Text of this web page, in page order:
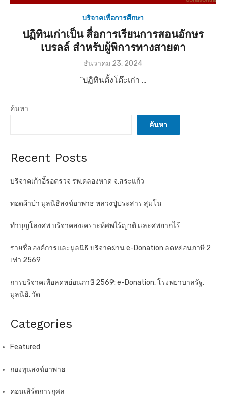
บริจาคเพื่อการศึกษา
ปฏิทินเก่าเป็น สื่อการเรียนการสอนอักษร
เบรลล์ สำหรับผู้พิการทางสายตา
P
s
ธันวาคม 23, 2024
“ปฏิทินตั้งโต๊ะเก่า …
ค้นหา
ค้นหา
Recent Posts
บริจาคเก้าอี้รอตรวจ รพ.คลองหาด จ.สระแก้ว
ทอดผ้าป่า มูลนิธิสงฆ์อาพาธ หลวงปู่ประสาร สุมโน
ทำบุญโลงศพ บริจาคสงเคราะห์ศพไร้ญาติ เเละศพยากไร้
รายชื่อ องค์การและมูลนิธิ บริจาคผ่าน e-Donation ลดหย่อนภาษี 2
เท่า 2569
การบริจาคเพื่อลดหย่อนภาษี 2569: e-Donation, โรงพยาบาลรัฐ,
มูลนิธิ, วัด
Categories
Featured
กองทุนสงฆ์อาพาธ
คอนเสิร์ตการกุศล